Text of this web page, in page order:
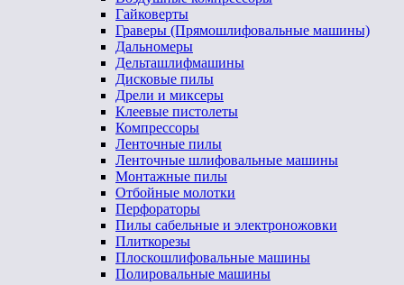
Гайковерты
Граверы (Прямошлифовальные машины)
Дальномеры
Дельташлифмашины
Дисковые пилы
Дрели и миксеры
Клеевые пистолеты
Компрессоры
Ленточные пилы
Ленточные шлифовальные машины
Монтажные пилы
Отбойные молотки
Перфораторы
Пилы сабельные и электроножовки
Плиткорезы
Плоскошлифовальные машины
Полировальные машины